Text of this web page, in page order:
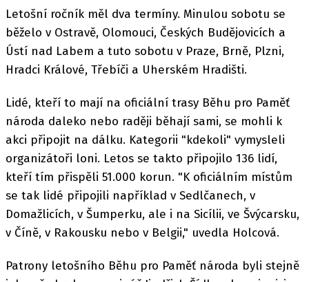
Letošní ročník měl dva termíny. Minulou sobotu se
běželo v Ostravě, Olomouci, Českých Budějovicích a
Ústí nad Labem a tuto sobotu v Praze, Brně, Plzni,
Hradci Králové, Třebíči a Uherském Hradišti.
Lidé, kteří to mají na oficiální trasy Běhu pro Paměť
národa daleko nebo raději běhají sami, se mohli k
akci připojit na dálku. Kategorii "kdekoli" vymysleli
organizátoři loni. Letos se takto připojilo 136 lidí,
kteří tím přispěli 51.000 korun. "K oficiálním místům
se tak lidé připojili například v Sedlčanech, v
Domažlicích, v Šumperku, ale i na Sicílii, ve Švýcarsku,
v Číně, v Rakousku nebo v Belgii," uvedla Holcová.
Patrony letošního Běhu pro Paměť národa byli stejně